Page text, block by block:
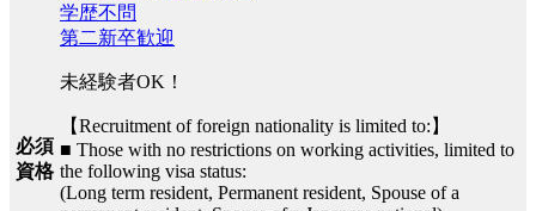
必須
資格
学歴不問
第二新卒歓迎
未経験者OK！
【Recruitment of foreign nationality is limited to:】
■ Those with no restrictions on working activities, limited to
the following visa status:
(Long term resident, Permanent resident, Spouse of a